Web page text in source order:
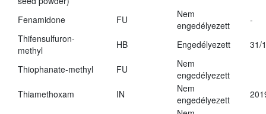
Fenamidone FU
Nem
engedélyezett
-
Thifensulfuron-
methyl
HB Engedélyezett 31/
Thiophanate-methyl FU
Nem
engedélyezett
Thiamethoxam
IN
Nem
engedélyezett